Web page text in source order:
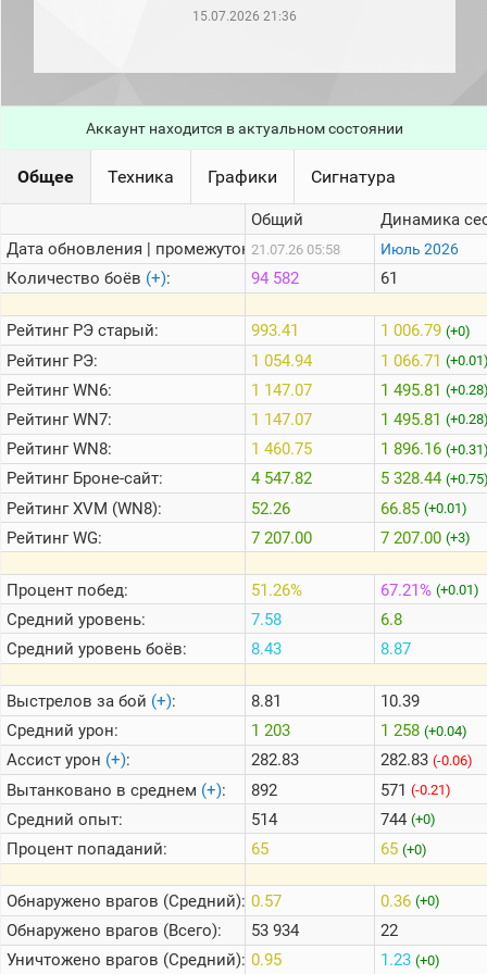
месяц)
(за
последние
сессии)
Топ
1000
Кланы
стримеров
Информация
Онлайн
Цветовая
шкала
Теlegram
ВК
Портал
Мира
Танков
15.07.2026 21:36
Аккаунт находится в актуальном состоянии
Общее Техника Графики Сигнатура
Дата обновления | промежуток:
Количество боёв (+):
РейтингРЭ старый:
РейтингРЭ:
РейтингWN6:
РейтингWN7:
РейтингWN8:
РейтингБроне-сайт:
РейтингXVM (WN8):
РейтингWG:
Процент побед:
Средний уровень:
Средний уровень боёв:
Выстрелов за бой (+):
Средний урон:
Ассист урон (+):
Вытанковано в среднем (+):
Средний опыт:
Процент попаданий:
Обнаружено врагов (Средний):
Обнаружено врагов (Всего):
Уничтожено врагов (Средний):
Общий
21.07.26 05:58
94 582
993.41
1 054.94
1 147.07
1 147.07
1 460.75
4 547.82
52.26
7 207.00
51.26%
7.58
8.43
8.81
1 203
282.83
892
514
65
0.57
53 934
0.95
Динамика
Июль 2026
61
1 006.79 (+0)
1 066.71
1 495.81
1 495.81
1 896.16
5 328.44
66.85 (+0.01)
7 207.00 (+3)
67.21% (+0.01)
6.8
8.87
10.39
1 258 (+0.04)
282.83 (-0.06)
571 (-0.21)
744 (+0)
65 (+0)
0.36 (+0)
22
1.23 (+0)